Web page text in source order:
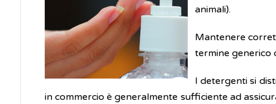
animali).
Mantenere
termine generico
I detergenti si
in commercio è generalmente sufficiente ad